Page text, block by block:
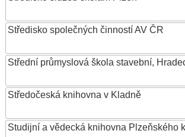
Středisko společných činností AV ČR
Střední průmyslová škola stavební,
Středočeská knihovna v Kladně
Studijní a vědecká knihovna Plzeňského